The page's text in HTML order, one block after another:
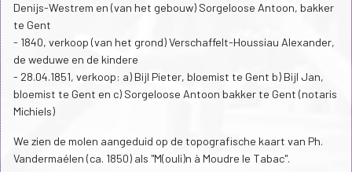
Denijs-Westrem en (van het gebouw) Sorgeloose Antoon, bakker
te Gent
- 1840, verkoop (van het grond) Verschaffelt-Houssiau Alexander,
de weduwe en de kindere
- 28.04.1851, verkoop: a) Bijl Pieter, bloemist te Gent b) Bijl Jan,
bloemist te Gent en c) Sorgeloose Antoon bakker te Gent (notaris
Michiels)
We zien de molen aangeduid op de topografische kaart van Ph.
Vandermaélen (ca. 1850) als "M(ouli)n à Moudre le Tabac".